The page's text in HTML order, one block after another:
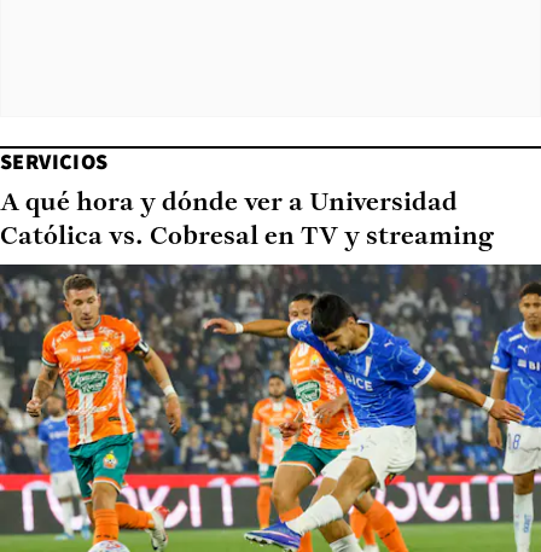
SERVICIOS
A qué hora y dónde ver a Universidad
Católica vs. Cobresal en TV y streaming